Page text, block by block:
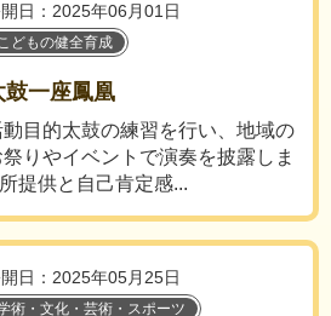
日：2025年06月01日
どもの健全育成
鼓一座鳳凰
動目的太鼓の練習を行い、地域の
祭りやイベントで演奏を披露しま
提供と自己肯定感...
日：2025年05月25日
術・文化・芸術・スポーツ